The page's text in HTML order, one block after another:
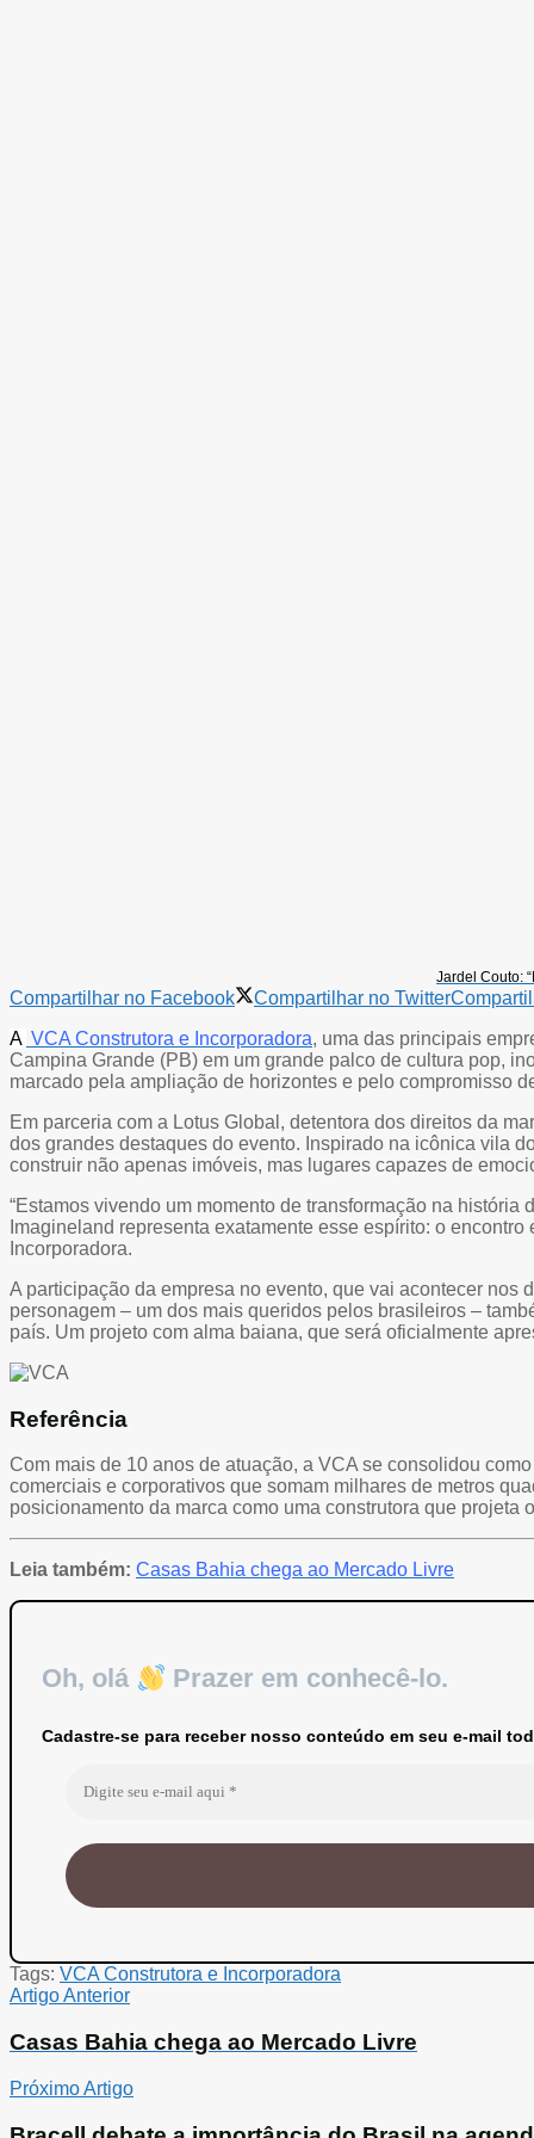
Jardel Couto:
Compartilhar no Facebook Compartilhar no Twitter
A VCA Construtora e Incorporadora, uma das principais
Campina Grande (PB) em um grande palco de cultura pop,
marcado pela ampliação de horizontes e pelo compromisso
Em parceria com a Lotus Global, detentora dos direitos da
dos grandes destaques do evento. Inspirado na icônica vila
construir não apenas imóveis, mas lugares capazes de
“Estamos vivendo um momento de transformação na
Imagineland representa exatamente esse espírito: o
Incorporadora.
A participação da empresa no evento, que vai acontecer
personagem – um dos mais queridos pelos brasileiros –
país. Um projeto com alma baiana, que será oficialmente
Referência
Com mais de 10 anos de atuação, a VCA se consolidou
comerciais e corporativos que somam milhares de metros
posicionamento da marca como uma construtora que projeta
Leia também: Casas Bahia chega ao Mercado Livre
Oh, olá Prazer em conhecê-lo.
Cadastre-se para receber nosso conteúdo em seu e-mail
Tags: VCA Construtora e Incorporadora
Artigo Anterior
Casas Bahia chega ao Mercado Livre
Próximo Artigo